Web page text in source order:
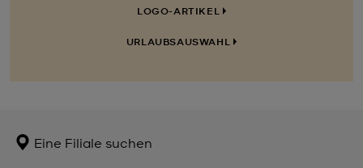
LOGO-ARTIKEL
URLAUBSAUSWAHL
Eine Filiale suchen